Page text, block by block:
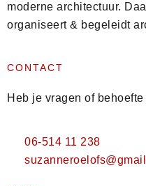
moderne architectuur.
organiseert & begeleidt
CONTACT
Heb je vragen of
06-514 11 238